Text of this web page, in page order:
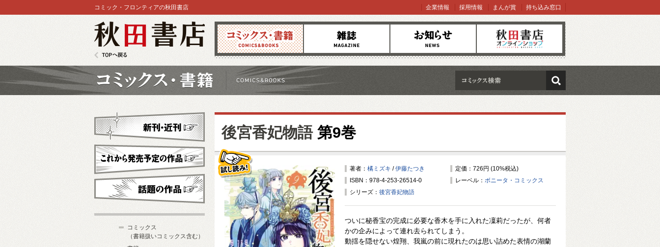
コミックス 雑誌 お知らせ オンラインショップ
コミック・フロンティアの秋田書店 企業情報 採用情報 まんが賞 持ち込み窓口
検索
後宮香妃物語第9巻
著者： 橘ミズキ /伊藤たつき
定価：726円 (10%税込)
ISBN：978-4-253-26514-0
レーベル： ボニータ・コミックス
シリーズ： 後宮香妃物語
ついに秘香宝の完成に必要な香木を手に入れた凜莉だったが、何者
かの企みによって連れ去られてしまう。
動揺を隠せない煌翔、我嵐の前に現れたのは思い詰めた表情の湖蘭
試し読み！
新刊・近刊
これから発売予定
コミックス
（書籍扱いコミックス含む）